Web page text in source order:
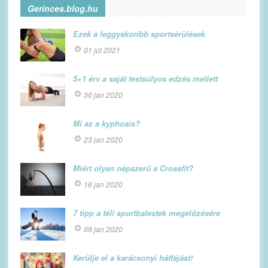
Gerinces.blog.hu
Ezek a leggyakoribb sportsérülések
01 júl 2021
5+1 érv a saját testsúlyos edzés mellett
30 jan 2020
Mi az a kyphosis?
23 jan 2020
Miért olyan népszerű a Crossfit?
16 jan 2020
7 tipp a téli sportbalestek megelőzésére
09 jan 2020
Kerülje el a karácsonyi hátfájást!